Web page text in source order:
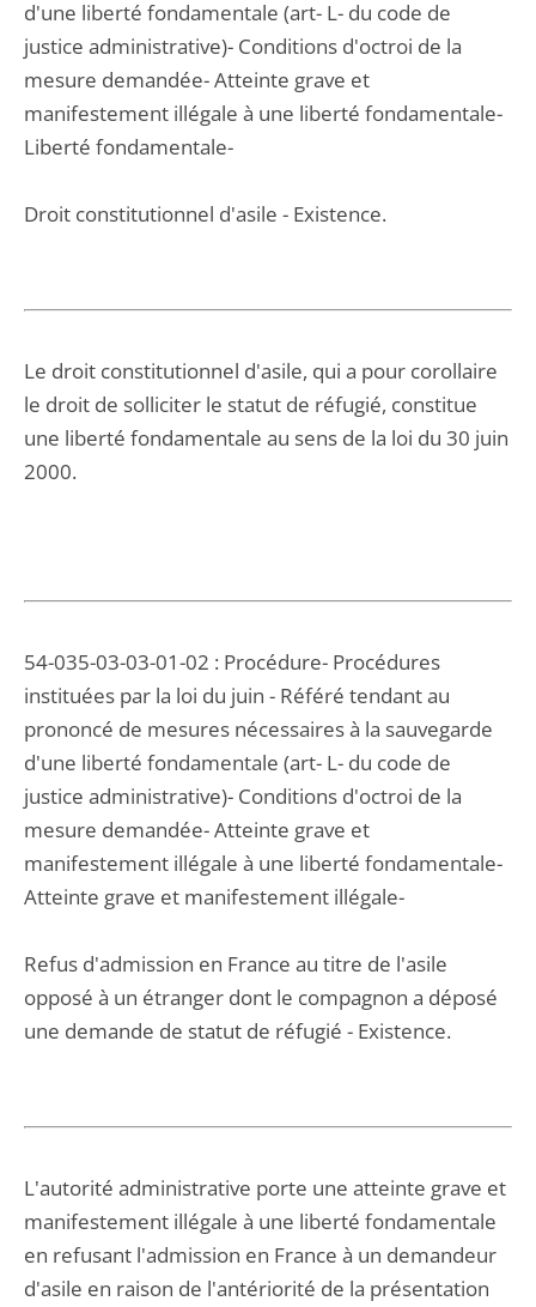
d'une liberté fondamentale (art- L- du code de
justice administrative)- Conditions d'octroi de la
mesure demandée- Atteinte grave et
manifestement illégale à une liberté fondamentale-
Liberté fondamentale-
Droit constitutionnel d'asile - Existence.
Le droit constitutionnel d'asile, qui a pour corollaire
le droit de solliciter le statut de réfugié, constitue
une liberté fondamentale au sens de la loi du 30 juin
2000.
54-035-03-03-01-02 : Procédure- Procédures
instituées par la loi du juin - Référé tendant au
prononcé de mesures nécessaires à la sauvegarde
d'une liberté fondamentale (art- L- du code de
justice administrative)- Conditions d'octroi de la
mesure demandée- Atteinte grave et
manifestement illégale à une liberté fondamentale-
Atteinte grave et manifestement illégale-
Refus d'admission en France au titre de l'asile
opposé à un étranger dont le compagnon a déposé
une demande de statut de réfugié - Existence.
L'autorité administrative porte une atteinte grave et
manifestement illégale à une liberté fondamentale
en refusant l'admission en France à un demandeur
d'asile en raison de l'antériorité de la présentation